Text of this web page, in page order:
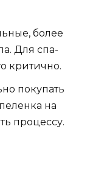
более
Для спа-
критично.
покупать
на
процессу.